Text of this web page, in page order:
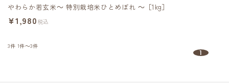
やわらか若玄米～ 特別栽培米ひとめぼれ ～［1kg］
¥1,980税込
3件 1件～3件
1